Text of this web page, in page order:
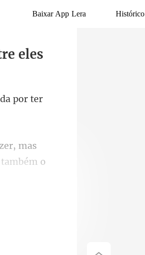
Baixar App Lera Histórico
eles
por ter
mas